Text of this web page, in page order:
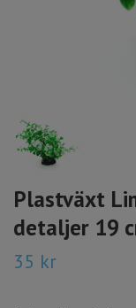
Plastväxt
detaljer 19
35 kr